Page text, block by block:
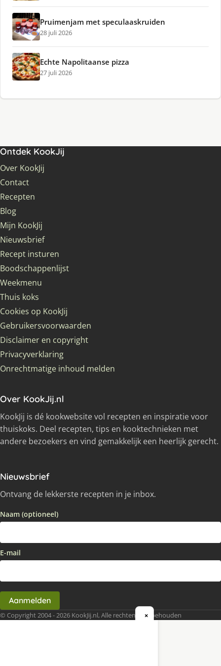
Pruimenjam met speculaaskruiden
28 juli 2026
Echte Napolitaanse pizza
27 juli 2026
Ontdek KookJij
Over KookJij
Contact
Recepten
Blog
Mijn KookJij
Nieuwsbrief
Recept insturen
Boodschappenlijst
Weekmenu
Thuis koks
Cookies op KookJij
Gebruikersvoorwaarden
Disclaimer en copyright
Privacyverklaring
Onrechtmatige inhoud melden
Over KookJij.nl
KookJij is dé kookwebsite vol recepten en inspiratie voor
thuiskoks. Deel recepten, tips en kooktechnieken met
andere bezoekers en vind gemakkelijk een heerlijk gerecht.
Nieuwsbrief
Ontvang de lekkerste recepten in je inbox.
Naam (optioneel)
E-mail
Aanmelden
© Copyright 2004 - 2026 KookJij.nl, Alle rechten voorbehouden
×